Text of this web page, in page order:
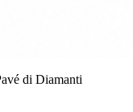
di Diamanti